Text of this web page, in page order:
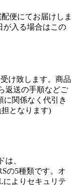
便にてお届けしま
が入る場合はこの
け致します。商品
返送の手順などご
に関係なく代引き
となります)
は、
の5種類です。オ
によりセキュリテ